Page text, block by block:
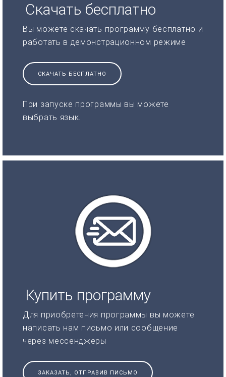
Скачать бесплатно
Вы можете скачать программу бесплатно и
работать в демонстрационном режиме
СКАЧАТЬ БЕСПЛАТНО
При запуске программы вы можете
выбрать язык.
Купить программу
Для приобретения программы вы можете
написать нам письмо или сообщение
через мессенджеры
ЗАКАЗАТЬ, ОТПРАВИВ ПИСЬМО